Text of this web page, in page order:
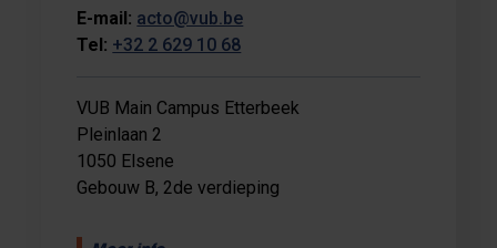
E-mail: acto@vub.be
Tel: +32 2 629 10 68
VUB Main Campus Etterbeek
Pleinlaan 2
1050 Elsene
Gebouw B, 2de verdieping